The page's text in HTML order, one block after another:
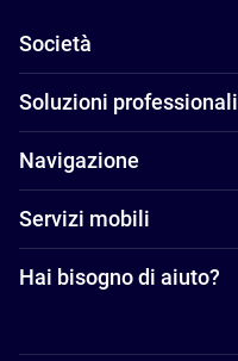
Società
Soluzioni professionali
Navigazione
Servizi mobili
Hai bisogno di aiuto?